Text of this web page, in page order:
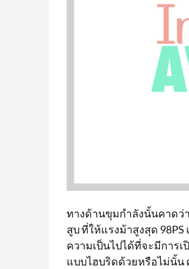
ทางด้านขุมกำลังนั้นคาดว่
สูบ ที่ให้แรงม้าสูงสุด
ความเป็นไปได้ที่จะมีการ
แบบไฮบริดด้วยหรือไม่นั้น